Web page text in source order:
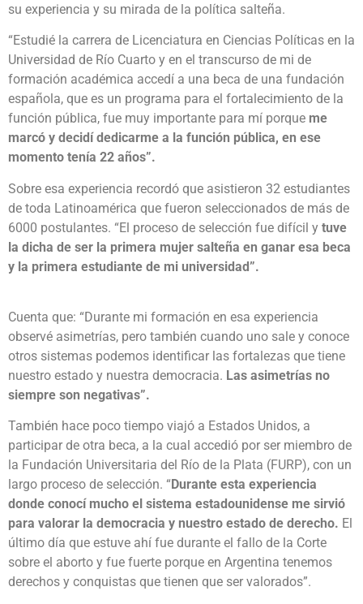
su experiencia y su mirada de la política salteña.
“Estudié la carrera de Licenciatura en Ciencias Políticas en la
Universidad de Río Cuarto y en el transcurso de mi de
formación académica accedí a una beca de una fundación
española, que es un programa para el fortalecimiento de la
función pública, fue muy importante para mí porque me
marcó y decidí dedicarme a la función pública, en ese
momento tenía 22 años”.
Sobre esa experiencia recordó que asistieron 32 estudiantes
de toda Latinoamérica que fueron seleccionados de más de
6000 postulantes. “El proceso de selección fue difícil y tuve
la dicha de ser la primera mujer salteña en ganar esa beca
y la primera estudiante de mi universidad”.
Cuenta que: “Durante mi formación en esa experiencia
observé asimetrías, pero también cuando uno sale y conoce
otros sistemas podemos identificar las fortalezas que tiene
nuestro estado y nuestra democracia. Las asimetrías no
siempre son negativas”.
También hace poco tiempo viajó a Estados Unidos, a
participar de otra beca, a la cual accedió por ser miembro de
la Fundación Universitaria del Río de la Plata (FURP), con un
largo proceso de selección. “Durante esta experiencia
donde conocí mucho el sistema estadounidense me sirvió
para valorar la democracia y nuestro estado de derecho. El
último día que estuve ahí fue durante el fallo de la Corte
sobre el aborto y fue fuerte porque en Argentina tenemos
derechos y conquistas que tienen que ser valorados”.